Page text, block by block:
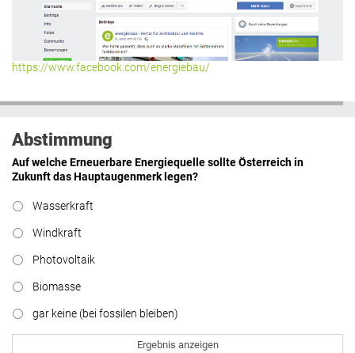
Hier geht’s zu allen Kommentaren
https://www.facebook.com/energiebau/
Abstimmung
Auf welche Erneuerbare Energiequelle sollte Österreich in
Zukunft das Hauptaugenmerk legen?
Wasserkraft
Windkraft
Photovoltaik
Biomasse
gar keine (bei fossilen bleiben)
Ergebnis anzeigen